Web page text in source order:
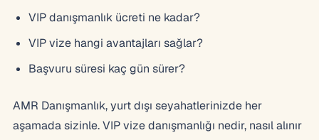
VIP danışmanlık ücreti ne kadar?
VIP vize hangi avantajları sağlar?
Başvuru süresi kaç gün sürer?
AMR Danışmanlık, yurt dışı seyahatlerinizde her
aşamada sizinle. VIP vize danışmanlığı nedir, nasıl alınır